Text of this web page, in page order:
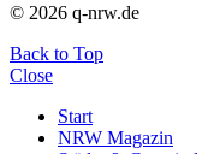
© 2026 q-nrw.de
Back to Top
Close
Start
NRW Magazin